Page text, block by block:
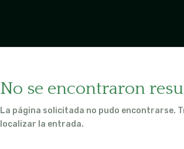
No se encontraron
La página solicitada no pudo encontrarse.
localizar la entrada.